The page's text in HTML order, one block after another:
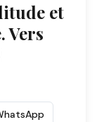
et
Vers